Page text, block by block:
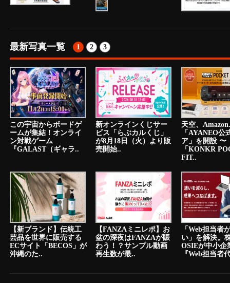
最新写真一覧 1 2 3
この宇宙からボードゲ
ームが集結！オンライ
ン対戦ゲーム
『GALAST（ギャラ..
新オンラインくじサー
ビス「らぶカルくじ」
が8月18日（火）より販
売開始..
天空、
「AYANEO公
ア」を開設 〜
「KONKR
FIT..
【新ブランド】伝統工
芸品を世界に販売する
ECサイト「BECOS」が
沖縄のた..
【FANZAミニレポ】お
盆の深夜はFANZAが賑
わう！？サンプル動画
再生数が最..
「Web担当者
い」を解決。
OSIEが中小企
『Web担当者